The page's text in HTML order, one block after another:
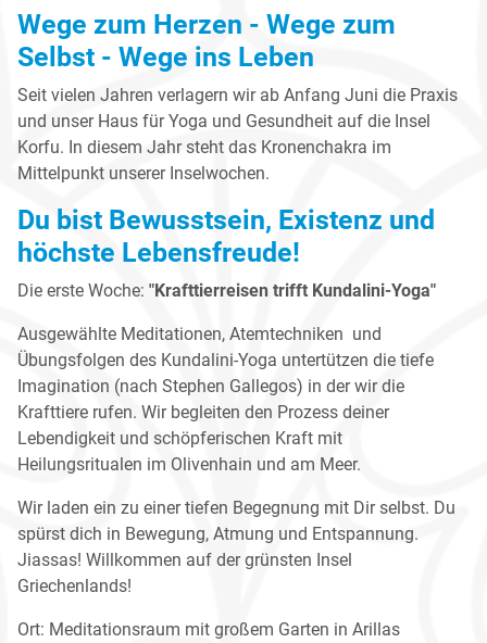
Wege zum Herzen - Wege zum
Selbst - Wege ins Leben
Seit vielen Jahren verlagern wir ab Anfang Juni die Praxis
und unser Haus für Yoga und Gesundheit auf die Insel
Korfu. In diesem Jahr steht das Kronenchakra im
Mittelpunkt unserer Inselwochen.
Du bist Bewusstsein, Existenz und
höchste Lebensfreude!
Die erste Woche: "Krafttierreisen trifft Kundalini-Yoga"
Ausgewählte Meditationen, Atemtechniken und
Übungsfolgen des Kundalini-Yoga untertützen die tiefe
Imagination (nach Stephen Gallegos) in der wir die
Krafttiere rufen. Wir begleiten den Prozess deiner
Lebendigkeit und schöpferischen Kraft mit
Heilungsritualen im Olivenhain und am Meer.
Wir laden ein zu einer tiefen Begegnung mit Dir selbst. Du
spürst dich in Bewegung, Atmung und Entspannung.
Jiassas! Willkommen auf der grünsten Insel
Griechenlands!
Ort: Meditationsraum mit großem Garten in Arillas